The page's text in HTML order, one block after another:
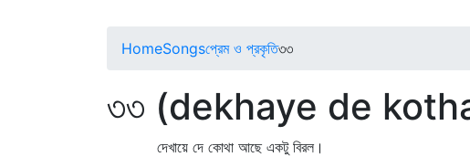
HomeSongsপ্রেম ও প্রকৃতি৩৩
৩৩ (dekhaye de
দেখায়ে দে কোথা আছে একটু বিরল।